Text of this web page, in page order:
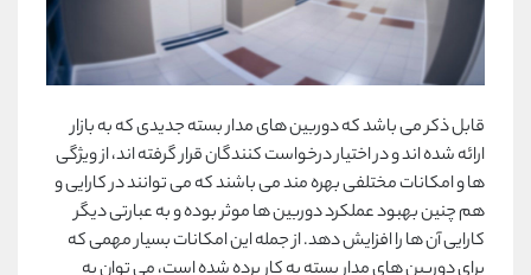
قابل ذکر می باشد که دوربین های مدار بسته جدیدی که به بازار
ارائه شده اند و در اختیار درخواست کنندگان قرار گرفته اند، از ویژگی
ها و امکانات مختلفی بهره مند می باشند که می توانند در کارایی و
هم چنین بهبود عملکرد دوربین ها موثر بوده و به عبارتی دیگر
کارایی آن ها را افزایش دهد. از جمله این امکانات بسیار مهمی که